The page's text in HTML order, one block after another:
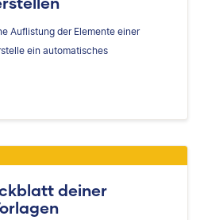
Auflistung der Elemente einer
ein automatisches
deiner